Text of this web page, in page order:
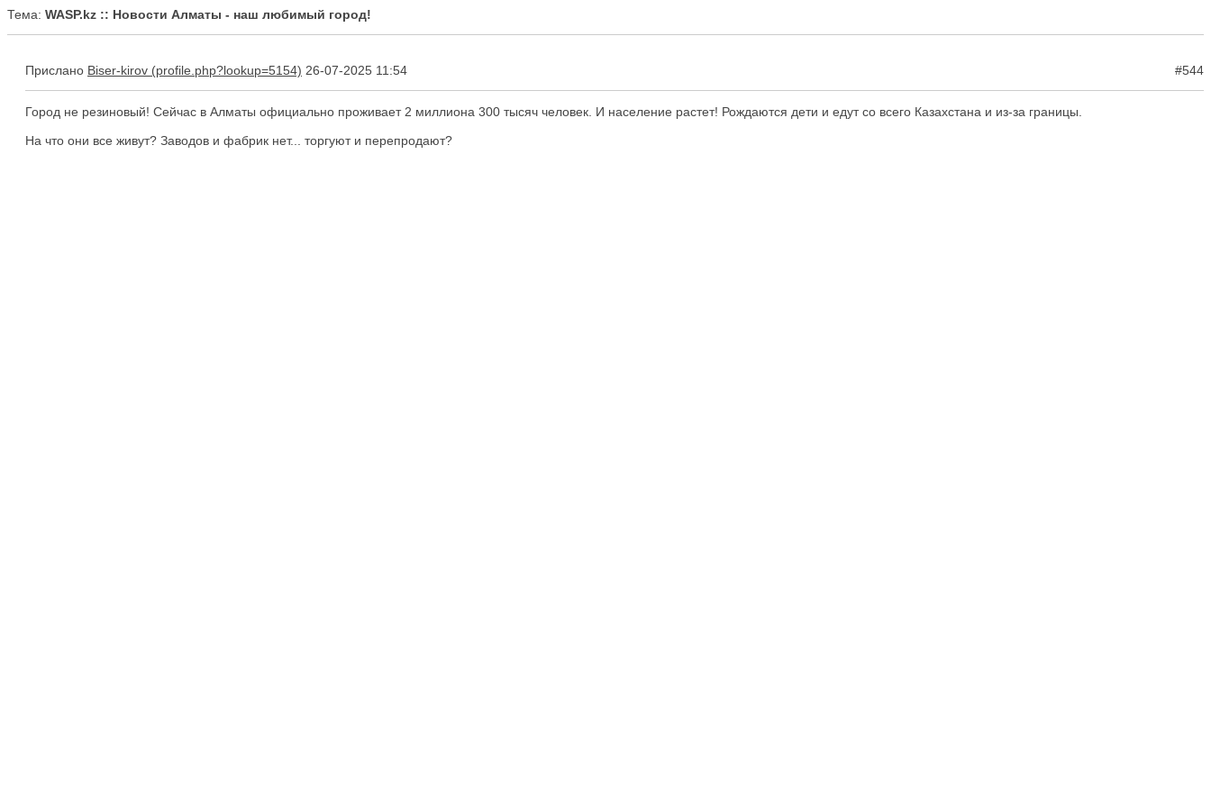
Тема: WASP.kz :: Новости Алматы - наш любимый город!
Прислано Biser-kirov 26-07-2025 11:54 #544
Город не резиновый! Сейчас в Алматы официально проживает 2 миллиона 300 тысяч человек. И население растет! Рождаются дети и едут со всего Казахстана и из-за границы.
На что они все живут? Заводов и фабрик нет... торгуют и перепродают?